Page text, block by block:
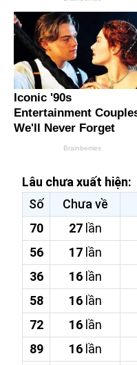
Lâu chưa xuất hiện:
Số
Chưa về
70
27lần
56
17lần
36
16lần
58
16lần
72
16lần
89
16lần